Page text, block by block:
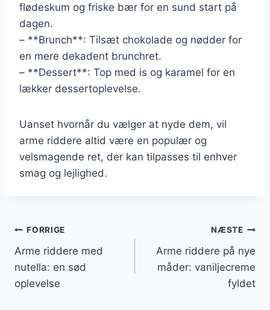
flødeskum og friske bær for en sund start på
dagen.
– **Brunch**: Tilsæt chokolade og nødder for
en mere dekadent brunchret.
– **Dessert**: Top med is og karamel for en
lækker dessertoplevelse.
Uanset hvornår du vælger at nyde dem, vil
arme riddere altid være en populær og
velsmagende ret, der kan tilpasses til enhver
smag og lejlighed.
Indlægsnavigation
FORRIGE
Arme riddere med
nutella: en sød
oplevelse
NÆSTE
Arme riddere på nye
måder: vaniljecreme
fyldet